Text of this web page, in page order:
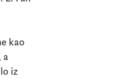
kao
a
iz